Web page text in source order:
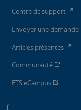
Centre de support
Envoyer une demande
Articles présentés
Communauté
ETS eCampus